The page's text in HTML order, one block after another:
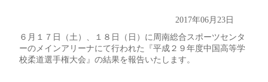
2017年06月23日
６月１７日（土）、１８日（日）に周南総合スポーツセンタ
ーのメインアリーナにて行われた『平成２９年度中国高等学
校柔道選手権大会』の結果を報告いたします。